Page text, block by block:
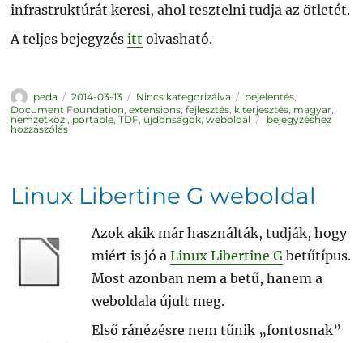
infrastruktúrát keresi, ahol tesztelni tudja az ötletét.
A teljes bejegyzésitt olvasható.
Szerző
peda Közzétéve
2014-03-13 Kategória
Nincs kategorizálva Címke
bejelentés,
Document Foundation,extensions,fejlesztés, kiterjesztés, magyar,
nemzetközi, portable,TDF, újdonságok,weboldal
Megújuló
kiterjesztéskezelő
bejegyzéshez
hozzászólás
Linux Libertine G weboldal
Azok akik már használták, tudják, hogy
miért is jó aLinux Libertine G betűtípus.
Most azonban nem a betű, hanem a
weboldala újult meg.
Első ránézésre nem tűnik „fontosnak”